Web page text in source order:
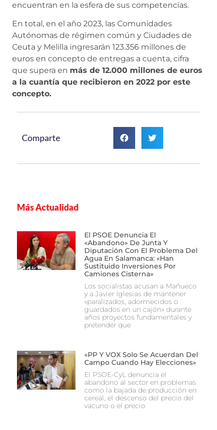
encuentran en la esfera de sus competencias.
En total, en el año 2023, las Comunidades
Autónomas de régimen común y Ciudades de
Ceuta y Melilla ingresarán 123.356 millones de
euros en concepto de entregas a cuenta, cifra
que supera en más de 12.000 millones de euros
a la cuantía que recibieron en 2022 por este
concepto.
Comparte
Más Actualidad
El PSOE Denuncia El
«abandono» De Junta Y
Diputación Con El Problema Del
Agua En Salamanca: «Han
Sustituido Inversiones Por
Camiones Cisterna»
Los socialistas acusan a Mañueco
y a Javier Iglesias de mantener
«paralizados, adormecidos o
guardados en un cajón» durante
años proyectos fundamentales y
pretender que
«PP Y VOX Solo Se Acuerdan Del
Campo Cuando Hay Elecciones»
El PSOE-CyL denuncia el
abandono al sector en problemas
como la bajada de producción en
cereal, el descenso del precio del
vacuno o el precio